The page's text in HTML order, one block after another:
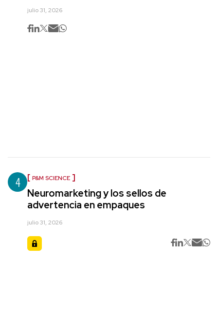
julio 31, 2026
4 P&M SCIENCE
Neuromarketing y los sellos de
advertencia en empaques
julio 31, 2026